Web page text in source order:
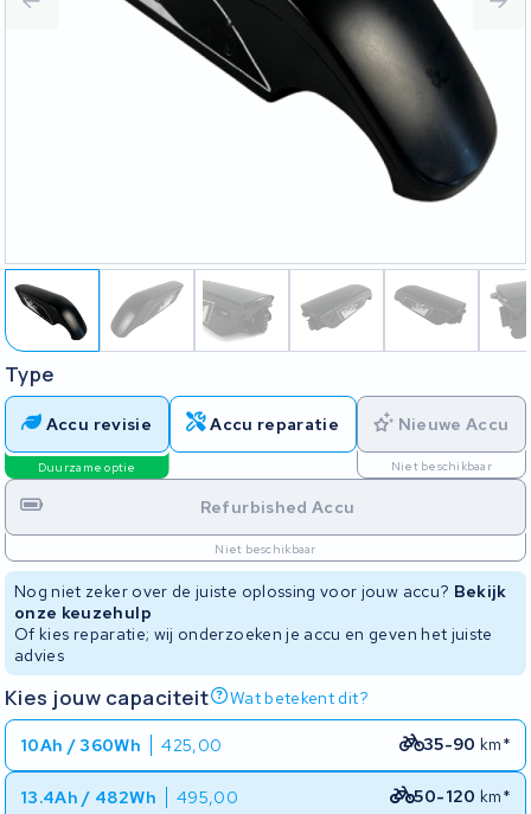
Type
Accu revisie
Duurzame optie
Accu reparatie Nieuwe Accu
Niet beschikbaar
Refurbished Accu
Niet beschikbaar
Nog niet zeker over de juiste oplossing voor jouw accu? Bekijk
onze keuzehulp
Of kies reparatie; wij onderzoeken je accu en geven het juiste
advies
Kies jouw capaciteit Wat betekent dit?
10Ah / 360Wh 425,00 35-90 km*
13.4Ah / 482Wh 495,00 50-120 km*